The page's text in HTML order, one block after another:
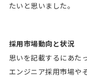
たいと思いました。
採用市場動向と状況
思いを記載するにあた
エンジニア採用市場や